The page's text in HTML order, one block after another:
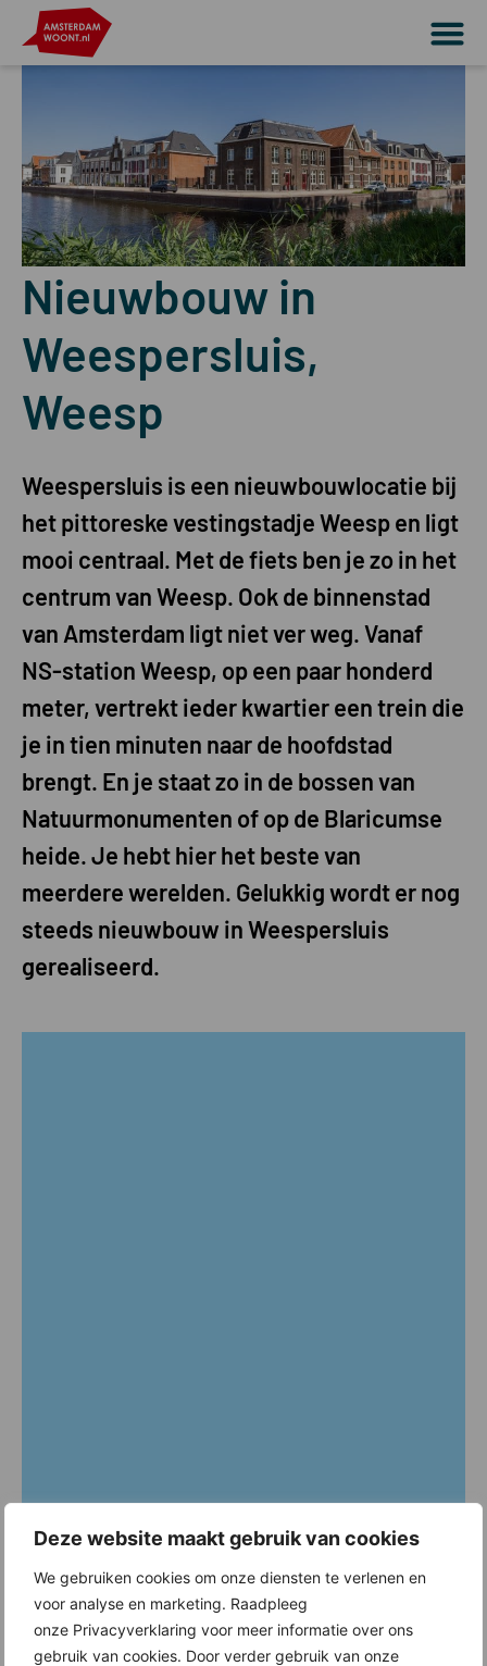
Deze website maakt gebruik van cookies
We gebruiken cookies om onze diensten te verlenen en
voor analyse en marketing. Raadpleeg
onze Privacyverklaring voor meer informatie over ons
gebruik van cookies. Door verder gebruik van onze
Nieuwbouw in
Weespersluis,
Weesp
Weespersluis is een nieuwbouwlocatie bij
het pittoreske vestingstadje Weesp en ligt
mooi centraal. Met de fiets ben je zo in het
centrum van Weesp. Ook de binnenstad
van Amsterdam ligt niet ver weg. Vanaf
NS-station Weesp, op een paar honderd
meter, vertrekt ieder kwartier een trein die
je in tien minuten naar de hoofdstad
brengt. En je staat zo in de bossen van
Natuurmonumenten of op de Blaricumse
heide. Je hebt hier het beste van
meerdere werelden. Gelukkig wordt er nog
steeds nieuwbouw in Weespersluis
gerealiseerd.